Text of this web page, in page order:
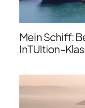
Mein Schiff:
InTUItion-